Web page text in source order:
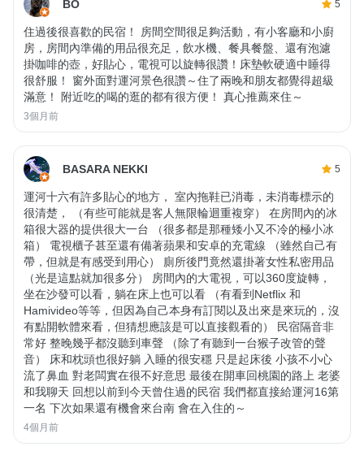
BO 5
住過後很喜歡的民宿！ 房間空間很足夠活動，有小客廳和小廚
房，房間內準備的用品很充足，飲水機、餐具餐盤、還有泡濾
掛咖啡的壺，好貼心，電視可以旋轉很讚！床墊軟硬適中睡得
很舒服！ 窗外面對運河景色很讚～住了兩晚和朋友都覺得超級
滿意！ 附近吃的喝的逛的都有很方便！ 真心推薦來住～
3個月前
BASARA NEKKI 5
運河十六有許多貼心的地方， 室內拖鞋已消毒，未消毒標示的
很清楚， （有些可能就是客人無限輪迴重複穿） 在房間內的冰
箱很大器的提供很大一台 （很多都是那種矮小又不冷的極小冰
箱） 電視櫃子甚至還有備著蘋果和安卓的充電線 （雖然自己有
帶，但就是有感受到用心） 廁所後門竟然還掛著女性私密用品
（光是這點就加很多分） 房間內的大電視，可以360度旋轉，
坐在沙發可以看，躺在床上也可以看 （有看到Netflix 和
Hamivideo等等，但因為自己本身有訂閱以及出來是來玩的，沒
有點開軟體來看，但猜想應該是可以直接觀看的） 民宿隔音非
常好 整晚幾乎都沒聽到車聲 （除了有聽到一台猴子改管的聲
音） 床和枕頭也很好躺 入睡的很安穩 只是起床後 小孩不小心
流了鼻血 對老闆實在很不好意思 最後在開車回桃園的路上 老婆
和我聊天 回想以前到今天曾住過的民宿 我們都直接給運河16第
一名 下次如果還有機會來台南 會在入住的～
4個月前